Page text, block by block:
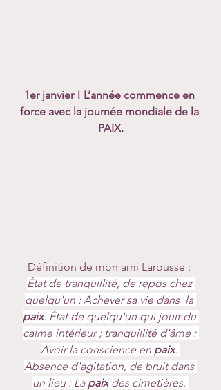
1er janvier ! L’année commence en
force avec la journée mondiale de la
PAIX.
Définition de mon ami Larousse :
État de tranquillité, de repos chez
quelqu'un : Achever sa vie dans  la
paix. État de quelqu'un qui jouit du
calme intérieur ; tranquillité d'âme :
Avoir la conscience en paix.
Absence d'agitation, de bruit dans
un lieu : La paix des cimetières.